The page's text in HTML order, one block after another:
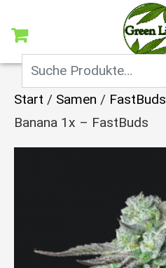
Start / Samen / FastBuds
Banana 1x – FastBuds